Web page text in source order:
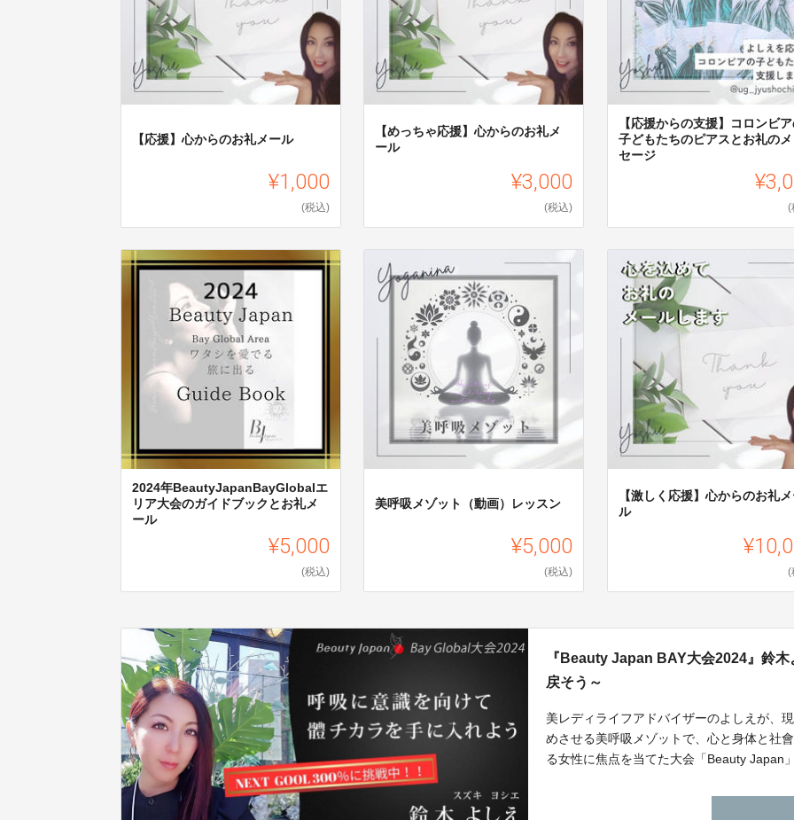
【応援】心からのお礼メール
¥1,000
(税込)
【めっちゃ応援】心からのお礼メ
ール
¥3,000
(税込)
【応援からの支援】コロンビ
子どもたちのピアスとお礼の
セージ
(
2024年BeautyJapanBayGlobalエ
リア大会のガイドブックとお礼メ
ール
¥5,000
(税込)
美呼吸メゾット（動画）レッスン
¥5,000
(税込)
【激しく応援】心からのお礼
ル
(
『Beauty Japan BAY大会2024』鈴
戻そう～
美レディライフアドバイザーのよしえが、
めさせる美呼吸メゾットで、心と身体と社
る女性に焦点を当てた大会「Beauty Japan